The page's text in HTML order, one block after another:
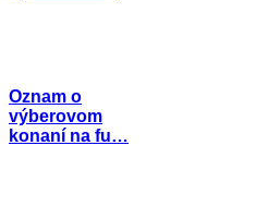
Oznam o
výberovom
konaní na fu…